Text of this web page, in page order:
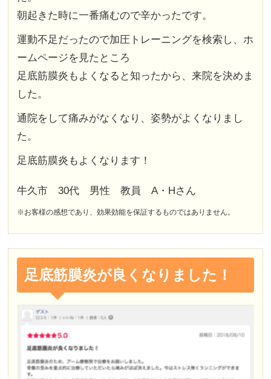
朝起きた時に一番痛むので辛かったです。
運動不足だったので加圧トレーニングを検索し、ホ
ームページを見たところ
足底筋膜炎もよくなると知ったから、来院を決めま
した。
通院をして痛みがなくなり、姿勢がよくなりまし
た。
足底筋膜炎もよくなります！
牛久市 30代 男性 教員 A・Hさん
※お客様の感想であり、効果効能を保証するものではありません。
足底筋膜炎が良くなりました！